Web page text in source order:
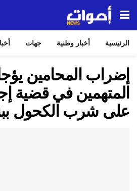
الرئيسية أخبار وطنية جهات
إضراب المحامين
المتهمين في قضية
على شرب الكحول